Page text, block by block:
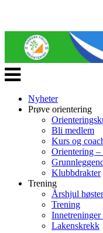
Veksle
navigasjon
Nyheter
Prøve orientering
Bli medlem
Kurs og
Orientering
Klubbdrakter
Trening
Årshjul
Trening
Lakenskrekk